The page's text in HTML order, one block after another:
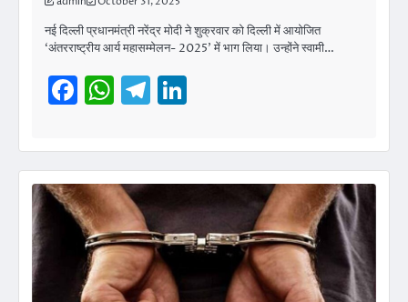
नई दिल्ली प्रधानमंत्री नरेंद्र मोदी ने शुक्रवार को दिल्ली में आयोजित
‘अंतरराष्ट्रीय आर्य महासम्मेलन- 2025’ में भाग लिया। उन्होंने स्वामी…
Facebook
WhatsApp
Telegram